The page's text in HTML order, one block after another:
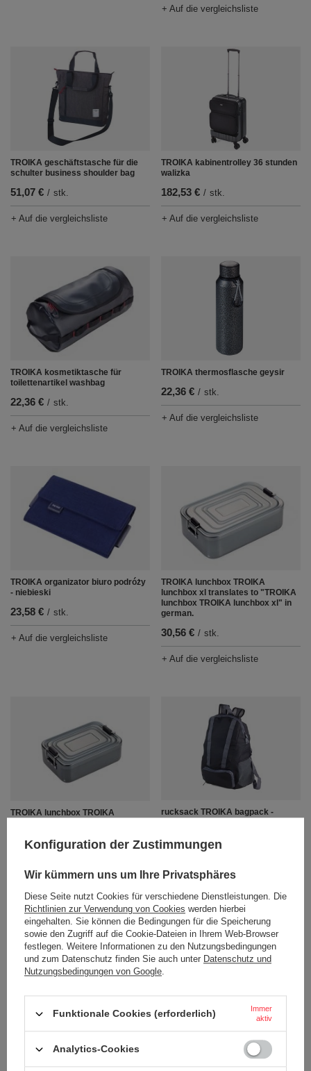
+ Auf die vergleichsliste
TROIKA geschäftstasche für die
schulter business shoulder bag
51,07 € / stk.
+ Auf die vergleichsliste
TROIKA kabinentrolley 36 stunden
walizka
182,53 € / stk.
+ Auf die vergleichsliste
TROIKA kosmetiktasche für
toilettenartikel washbag
22,36 € / stk.
+ Auf die vergleichsliste
TROIKA thermosflasche geysir
22,36 € / stk.
+ Auf die vergleichsliste
TROIKA organizator biuro podróży
- niebieski
23,58 € / stk.
+ Auf die vergleichsliste
TROIKA lunchbox TROIKA
lunchbox xl translates to "TROIKA
lunchbox TROIKA lunchbox xl" in
german.
30,56 € / stk.
+ Auf die vergleichsliste
TROIKA lunchbox TROIKA
german.
rucksack TROIKA bagpack -
21,53 € / stk.
+ Auf die vergleichsliste
doppio - silber
TROIKA thermobecher espresso
Konfiguration der Zustimmungen
Wir kümmern uns um Ihre Privatsphäres
Diese Seite nutzt Cookies für verschiedene Dienstleistungen. Die
Richtlinien zur Verwendung von Cookies werden hierbei
eingehalten. Sie können die Bedingungen für die Speicherung
sowie den Zugriff auf die Cookie-Dateien in Ihrem Web-Browser
festlegen. Weitere Informationen zu den Nutzungsbedingungen
und zum Datenschutz finden Sie auch unter Datenschutz und
Nutzungsbedingungen von Google.
Funktionale Cookies (erforderlich)
Immer
aktiv
Analytics-Cookies